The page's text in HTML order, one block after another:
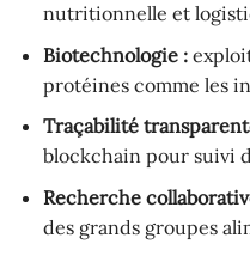
nutritionnelle et
Biotechnologie :
protéines comme les
Traçabilité
blockchain pour suivi
Recherche
des grands groupes